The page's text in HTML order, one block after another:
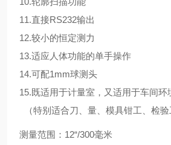
11.直接RS232输出
12.较小的恒定测力
13.适应人体功能的单手操作
14.可配1mm球测头
15.既适用于计量室，又适用于车间环
（特别适合刀、量、模具钳工、检验
测量范围： 12“/300毫米